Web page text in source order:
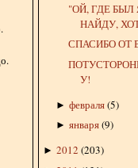
"ОЙ, ГДЕ БЫЛ
НАЙДУ,
СПАСИБО ОТ
У!
► февраля(5)
► января(9)
► 2012 (203)